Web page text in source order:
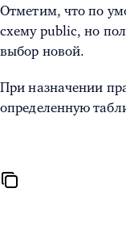
Отметим, что по
схему public, но
выбор новой.
При назначении
определенную